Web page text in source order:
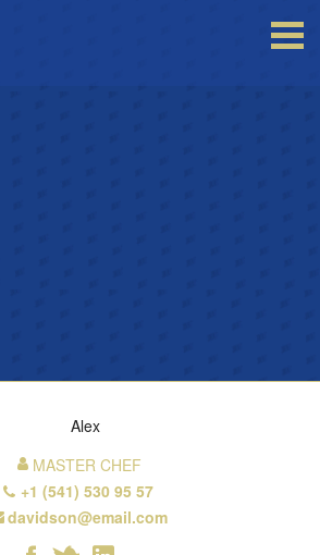
MASTER CHEF
+1 (541) 530 95 57
davidson@email.com